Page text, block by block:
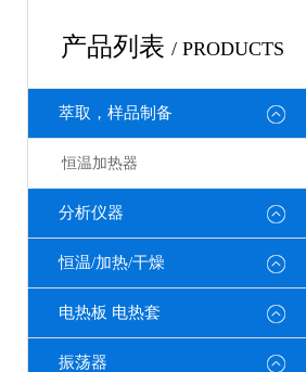
产品列表 / PRODUCTS
萃取，样品制备
恒温加热器
分析仪器
恒温/加热/干燥
电热板 电热套
振荡器